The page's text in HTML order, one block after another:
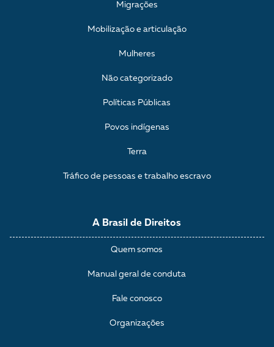
A Brasil de Direitos
Quem somos
Manual geral de conduta
Fale conosco
Organizações
Migrações
Mobilização e articulação
Mulheres
Não categorizado
Políticas Públicas
Povos indígenas
Terra
Tráfico de pessoas e trabalho escravo